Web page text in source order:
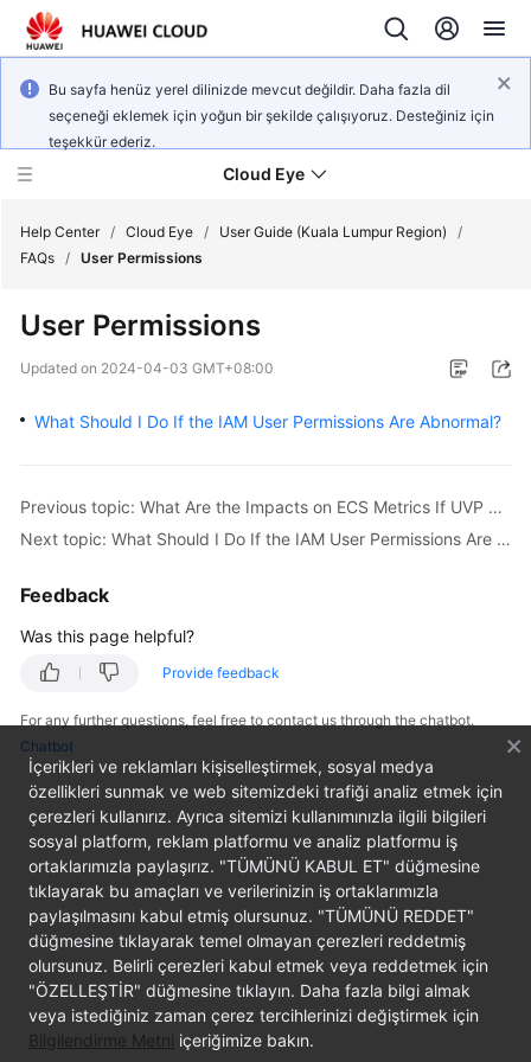
Bu sayfa henüz yerel dilinizde mevcut değildir. Daha fazla dil
seçeneği eklemek için yoğun bir şekilde çalışıyoruz. Desteğiniz için
teşekkür ederiz.
Cloud Eye
New
Overview
User
Best
SDK
Reference
FAQs
Videos
More
Documents
Help Center / Cloud Eye / User Guide (Kuala Lumpur Region)
/
FAQs / User Permissions
User Permissions
Updated on 2024-04-03 GMT+08:00
What Should I Do If the IAM User Permissions Are Abnormal?
Previous topic: What Are the Impacts on ECS Metrics If UVP VMTools Is Not Installed on ECSs?
Next topic: What Should I Do If the IAM User Permissions Are Abnormal?
Feedback
Was this page helpful?
Provide feedback
For any further questions, feel free to contact us through the chatbot.
Chatbot
İçerikleri ve reklamları kişiselleştirmek, sosyal medya
özellikleri sunmak ve web sitemizdeki trafiği analiz etmek için
çerezleri kullanırız. Ayrıca sitemizi kullanımınızla ilgili bilgileri
sosyal platform, reklam platformu ve analiz platformu iş
ortaklarımızla paylaşırız. "TÜMÜNÜ KABUL ET" düğmesine
tıklayarak bu amaçları ve verilerinizin iş ortaklarımızla
paylaşılmasını kabul etmiş olursunuz. "TÜMÜNÜ REDDET"
düğmesine tıklayarak temel olmayan çerezleri reddetmiş
olursunuz. Belirli çerezleri kabul etmek veya reddetmek için
"ÖZELLEŞTİR" düğmesine tıklayın. Daha fazla bilgi almak
veya istediğiniz zaman çerez tercihlerinizi değiştirmek için
Bilgilendirme Metni içeriğimize bakın.